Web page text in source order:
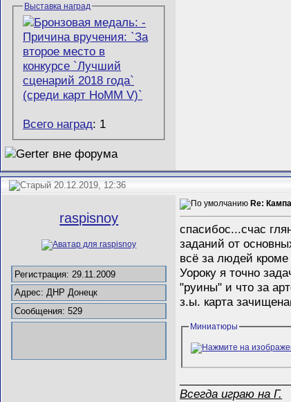
Выставка наград
Всего наград: 1
20.12.2019, 12:36
raspisnoy
Регистрация: 29.11.2009
Адрес: ДНР Донецк
Сообщения: 529
Re:
спасибос...счас
заданий от
всё за людей
Уороку я точно
"руины" и что за
з.ы. карта
Миниатюры
Всегда играю на Г.